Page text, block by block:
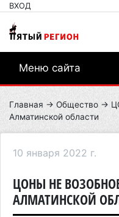
ВХОД
Меню сайта
Главная → Общество →
Алматинской области
10 января 2022 г.
ЦОНЫ НЕ
АЛМАТИНСКОЙ